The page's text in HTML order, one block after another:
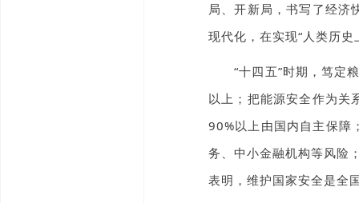
局、开新局，书写了经济
现代化，在实现“人类历
“十四五”时期，笃定粮
以上；把能源安全作为关
90%以上由国内自主保障
务、中小金融机构等风险
表明，维护国家安全是全